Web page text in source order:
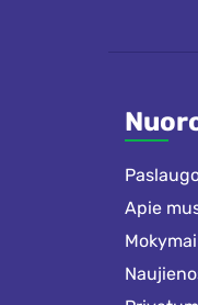
Apie
Mokymai